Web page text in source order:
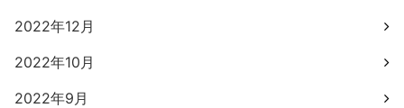
2022年12月
2022年10月
2022年9月